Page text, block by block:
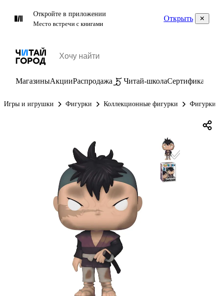
Откройте в приложении
Место встречи с книгами
Открыть
МагазиныАкцииРаспродажа Читай-школаСертификаты
Игры и игрушки Фигурки Коллекционные фигурки Фигурки